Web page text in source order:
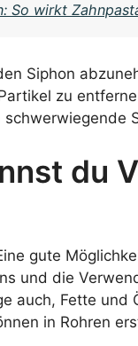
So wirkt
Siphon
zu
du
gute
und die
auch, Fette
in Rohren